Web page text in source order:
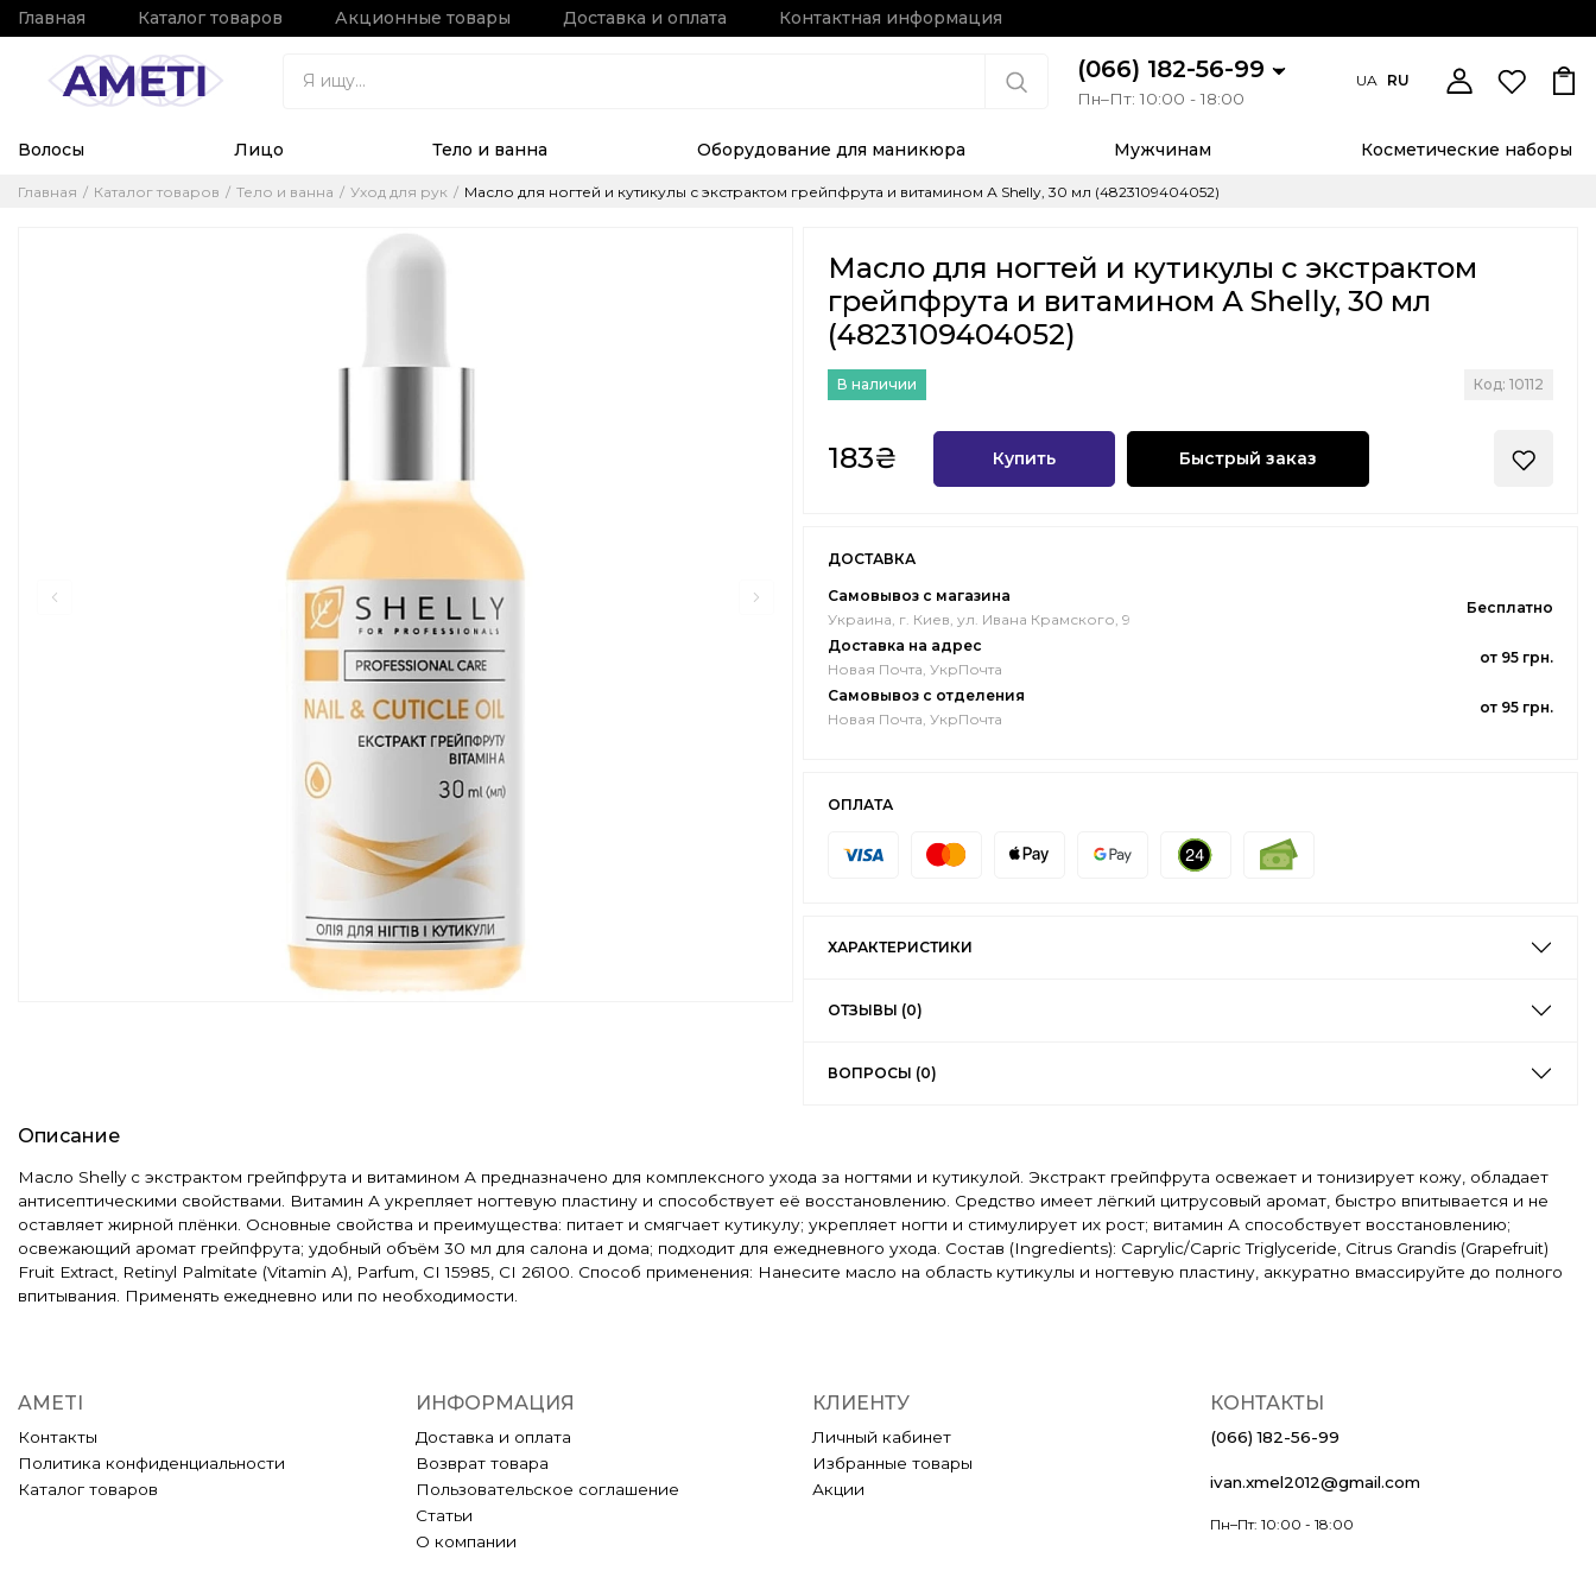
Главная Каталог товаров Акционные товары Доставка и оплата Контактная информация
(066) 182-56-99
Пн–Пт: 10:00 - 18:00
UA RU
Волосы Лицо Тело и ванна Оборудование для маникюра Мужчинам Косметические наборы
Главная Каталог товаров Тело и ванна Уход для рук Масло для ногтей и кутикулы с экстрактом грейпфрута и витамином А Shelly, 30 мл (4823109404052)
Масло для ногтей и кутикулы с экстрактом
грейпфрута и витамином А Shelly, 30 мл
(4823109404052)
В наличии Код: 10112
183₴ Купить Быстрый заказ
ДОСТАВКА
Самовывоз с магазина
Украина, г. Киев, ул. Ивана Крамского, 9
Бесплатно
Доставка на адрес
Новая Почта, УкрПочта
от 95 грн.
Самовывоз с отделения
Новая Почта, УкрПочта
от 95 грн.
ОПЛАТА
ХАРАКТЕРИСТИКИ
ОТЗЫВЫ (0)
ВОПРОСЫ (0)
Описание
Масло Shelly с экстрактом грейпфрута и витамином А предназначено для комплексного ухода за ногтями и кутикулой. Экстракт грейпфрута освежает и тонизирует кожу, обладает
антисептическими свойствами. Витамин А укрепляет ногтевую пластину и способствует её восстановлению. Средство имеет лёгкий цитрусовый аромат, быстро впитывается и не
оставляет жирной плёнки. Основные свойства и преимущества: питает и смягчает кутикулу; укрепляет ногти и стимулирует их рост; витамин А способствует восстановлению;
освежающий аромат грейпфрута; удобный объём 30 мл для салона и дома; подходит для ежедневного ухода. Состав (Ingredients): Caprylic/Capric Triglyceride, Citrus Grandis (Grapefruit)
Fruit Extract, Retinyl Palmitate (Vitamin A), Parfum, CI 15985, CI 26100. Способ применения: Нанесите масло на область кутикулы и ногтевую пластину, аккуратно вмассируйте до полного
впитывания. Применять ежедневно или по необходимости.
AMETI
Контакты
Политика конфиденциальности
Каталог товаров
ИНФОРМАЦИЯ
Доставка и оплата
Возврат товара
Пользовательское соглашение
Статьи
О компании
КЛИЕНТУ
Личный кабинет
Избранные товары
Акции
КОНТАКТЫ
(066) 182-56-99
ivan.xmel2012@gmail.com
Пн–Пт: 10:00 - 18:00